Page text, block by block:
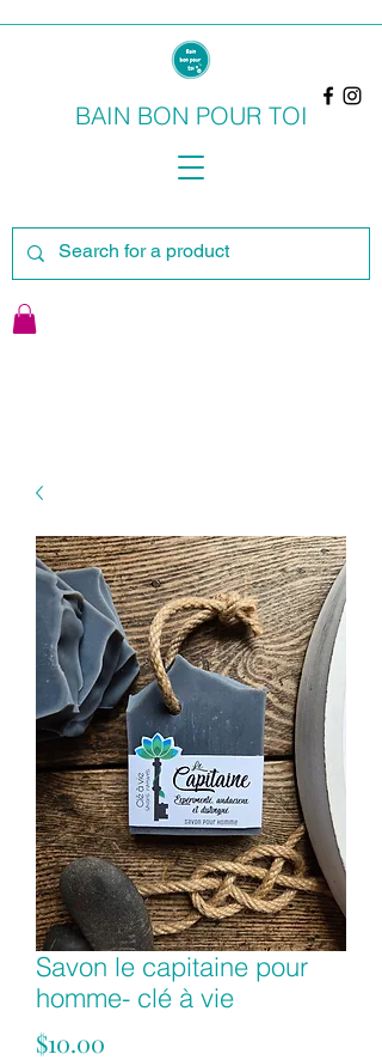
BAIN BON POUR TOI
Savon le capitaine pour
homme- clé à vie
$10.00